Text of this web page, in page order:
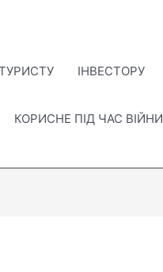
ІНВЕСТОРУ
КОРИСНЕ ПІД ЧАС ВІЙНИ